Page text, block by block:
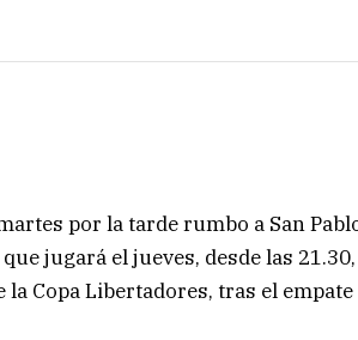
por la tarde rumbo a San
jugará el jueves, desde las
Copa Libertadores, tras el